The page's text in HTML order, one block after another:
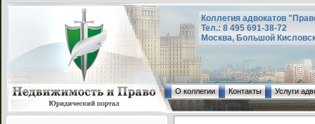
Коллегия адвокатов
Тел.: 8 495 691-38-72
Москва, Большой
О коллегии Контакты Услуги